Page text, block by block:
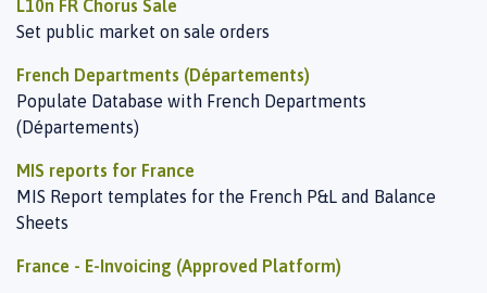
L10n FR Chorus Sale
Set public market on sale orders
French Departments (Départements)
Populate Database with French Departments
(Départements)
MIS reports for France
MIS Report templates for the French P&L and Balance
Sheets
France - E-Invoicing (Approved Platform)